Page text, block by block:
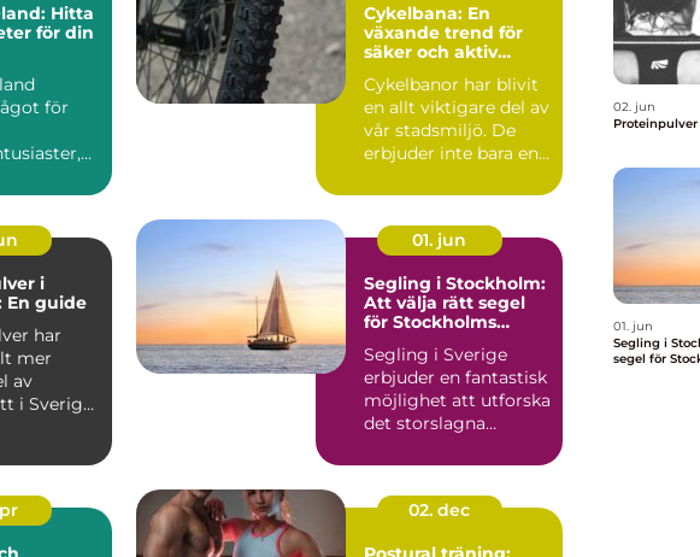
Hitta
för din
för
Cykelbana: En
växande trend för
säker och aktiv
Cykelbanor har blivit
en allt viktigare del av
vår stadsmiljö. De
erbjuder inte bara en
i
En guide
har
mer
av
i Sverige,
01. jun
Segling i Stockholm:
Att välja rätt segel
för Stockholms
Segling i Sverige
erbjuder en fantastisk
möjlighet att utforska
det storslagna
02. dec
02. jun
01. jun
Segling i
segel för